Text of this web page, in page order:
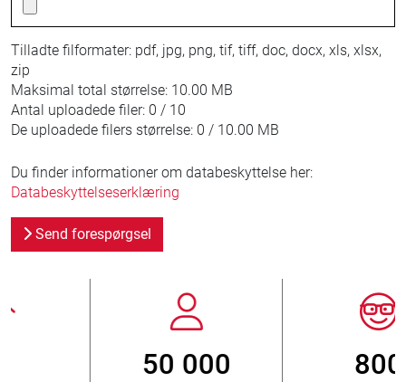
Tilladte filformater: pdf, jpg, png, tif, tiff, doc, docx, xls, xlsx,
zip
Maksimal total størrelse: 10.00 MB
Antal uploadede filer: 0 / 10
De uploadede filers størrelse: 0 / 10.00 MB
Du finder informationer om databeskyttelse her:
Databeskyttelseserklæring
Send forespørgsel
> 3 500 000